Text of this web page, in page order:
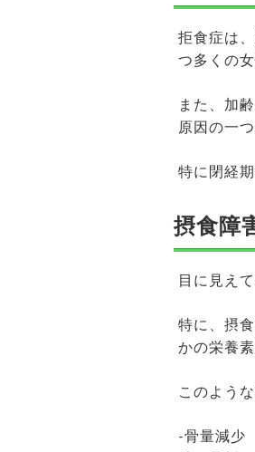
拒食症は
つ多くの
また、加
原因の一
特に閉経
摂食障
目に見え
特に、摂
かの栄養
このよう
-骨量減少